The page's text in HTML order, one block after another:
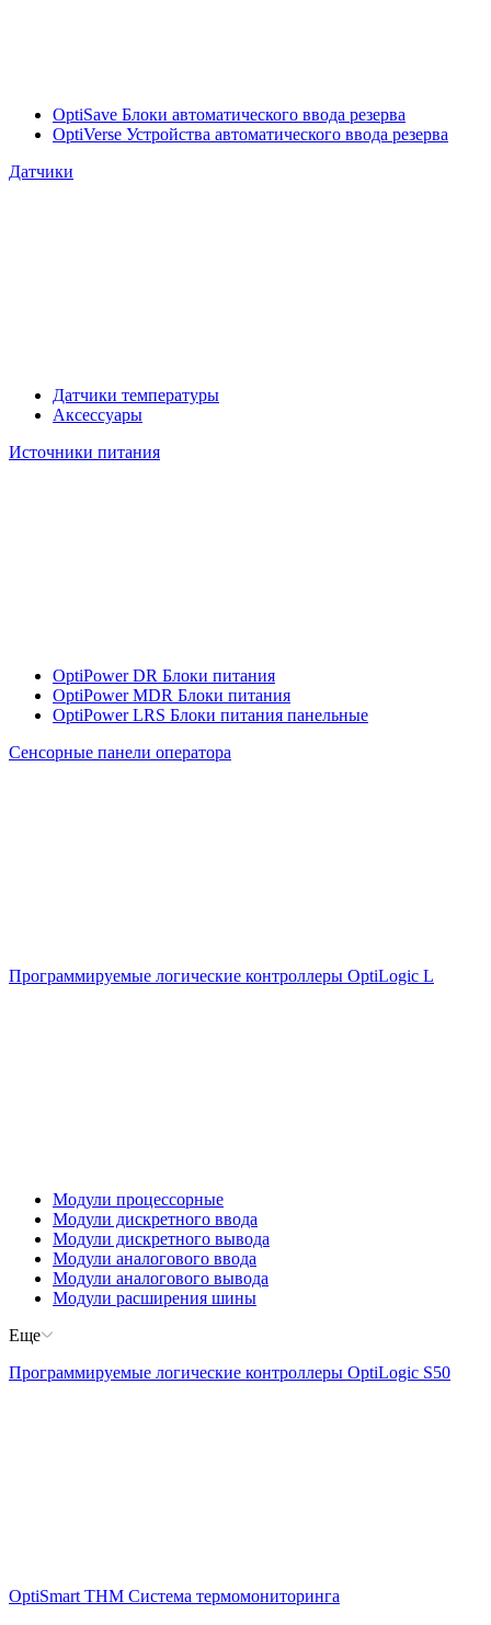
OptiSave Блоки автоматического ввода резерва
OptiVerse Устройства автоматического ввода резерва
Датчики
Датчики температуры
Аксессуары
Источники питания
OptiPower DR Блоки питания
OptiPower MDR Блоки питания
OptiPower LRS Блоки питания панельные
Сенсорные панели оператора
Программируемые логические контроллеры OptiLogic L
Модули процессорные
Модули дискретного ввода
Модули дискретного вывода
Модули аналогового ввода
Модули аналогового вывода
Модули расширения шины
Еще
Программируемые логические контроллеры OptiLogic S50
OptiSmart THM Система термомониторинга